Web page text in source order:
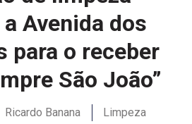
Avenida dos
para o receber
São João”
Ricardo Banana Limpeza